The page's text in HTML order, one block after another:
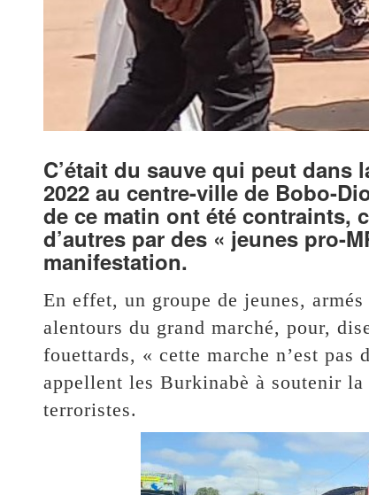
C’était du sauve qui peut dans
2022 au centre-ville de Bobo-
de ce matin ont été contraints,
d’autres par des « jeunes pro-
manifestation.
En effet, un groupe de jeunes,
alentours du grand marché, pour,
fouettards, « cette marche n’est
appellent les Burkinabè à soutenir
terroristes.